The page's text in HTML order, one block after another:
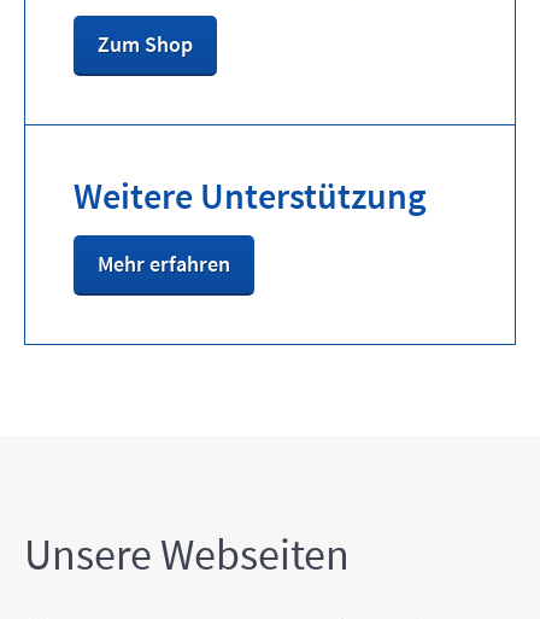
Zum Shop
Weitere Unterstützung
Mehr erfahren
Unsere Webseiten